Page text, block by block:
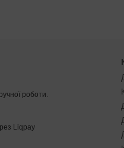
роботи.